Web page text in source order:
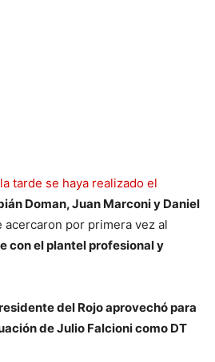
tarde se haya realizado el
Doman, Juan Marconi y Daniel
acercaron por primera vez al
con el plantel profesional y
del Rojo aprovechó para
de Julio Falcioni como DT